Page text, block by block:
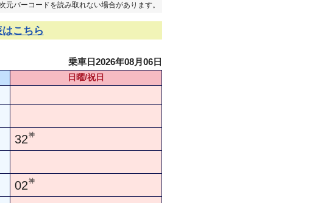
バーコードを読み取れない場合があります。
こちら
乗車日2026年08月06日
日曜/祝日
32神
02神